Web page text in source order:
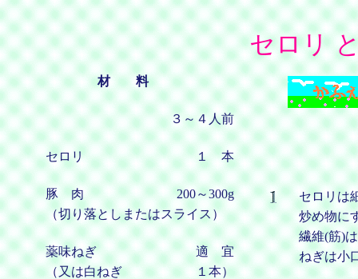
セロリ
材 料
３～４人前
セロリ １ 本
豚 肉
200～300g
（切り落としまたはスライス）
薬味ねぎ
適 宜
（又は白ねぎ
１本）
セロリは
炒め物に
繊維(筋)
ねぎは小